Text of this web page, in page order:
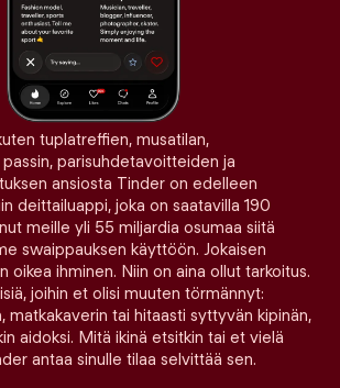
tuplatreffien, musatilan,
parisuhdetavoitteiden ja
ansiosta Tinder on edelleen
deittailuappi, joka on saatavilla 190
meille yli 55 miljardia osumaa siitä
swaippauksen käyttöön. Jokaisen
oikea ihminen. Niin on aina ollut tarkoitus.
joihin et olisi muuten törmännyt:
matkakaverin tai hitaasti syttyvän kipinän,
aidoksi. Mitä ikinä etsitkin tai et vielä
antaa sinulle tilaa selvittää sen.